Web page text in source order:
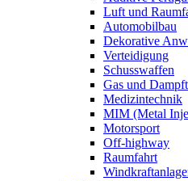
Luft und
Automobilbau
Dekorative
Verteidigung
Schusswaffen
Gas und
Medizintechnik
MIM (Metal
Motorsport
Off-highway
Raumfahrt